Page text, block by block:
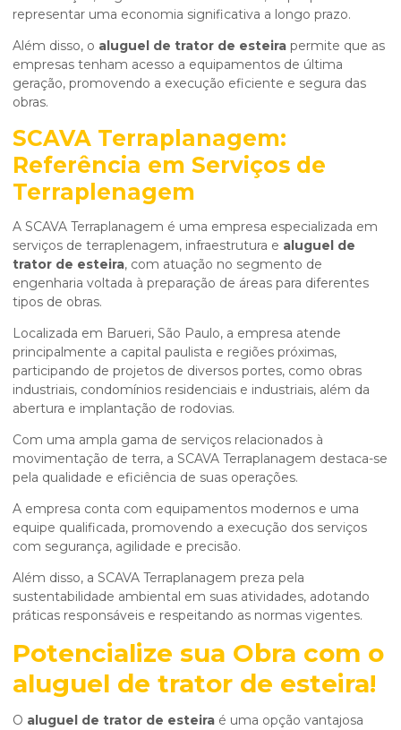
representar uma economia significativa a longo prazo.
Além disso, o aluguel de trator de esteira permite que as
empresas tenham acesso a equipamentos de última
geração, promovendo a execução eficiente e segura das
obras.
SCAVA Terraplanagem:
Referência em Serviços de
Terraplenagem
A SCAVA Terraplanagem é uma empresa especializada em
serviços de terraplenagem, infraestrutura e aluguel de
trator de esteira, com atuação no segmento de
engenharia voltada à preparação de áreas para diferentes
tipos de obras.
Localizada em Barueri, São Paulo, a empresa atende
principalmente a capital paulista e regiões próximas,
participando de projetos de diversos portes, como obras
industriais, condomínios residenciais e industriais, além da
abertura e implantação de rodovias.
Com uma ampla gama de serviços relacionados à
movimentação de terra, a SCAVA Terraplanagem destaca-se
pela qualidade e eficiência de suas operações.
A empresa conta com equipamentos modernos e uma
equipe qualificada, promovendo a execução dos serviços
com segurança, agilidade e precisão.
Além disso, a SCAVA Terraplanagem preza pela
sustentabilidade ambiental em suas atividades, adotando
práticas responsáveis e respeitando as normas vigentes.
Potencialize sua Obra com o
aluguel de trator de esteira!
O aluguel de trator de esteira é uma opção vantajosa